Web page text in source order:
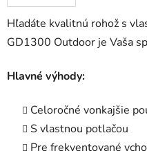
Hľadáte kvalitnú rohož s
GD1300 Outdoor je Vaša
Hlavné výhody:
Celoročné vonkajšie
S vlastnou potlačou
Pre frekventované